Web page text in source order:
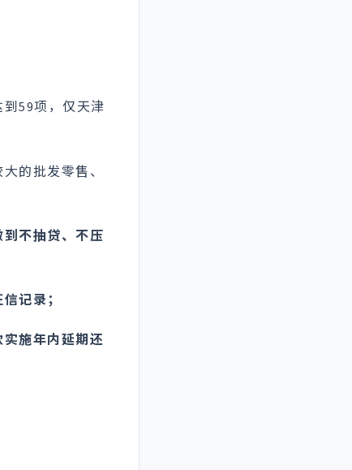
59项，仅天津
的批发零售、
不抽贷、不压
记录；
施年内延期还